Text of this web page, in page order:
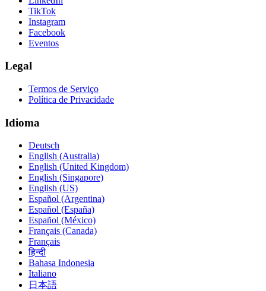
TikTok
Instagram
Facebook
Eventos
Legal
Termos de Serviço
Política de Privacidade
Idioma
Deutsch
English (Australia)
English (United Kingdom)
English (Singapore)
English (US)
Español (Argentina)
Español (España)
Español (México)
Français (Canada)
Français
हिन्दी
Bahasa Indonesia
Italiano
日本語